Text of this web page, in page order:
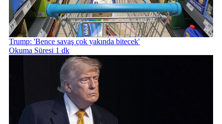
Trump: 'Bence savaş çok yakında bitecek'
Okuma Süresi 1 dk